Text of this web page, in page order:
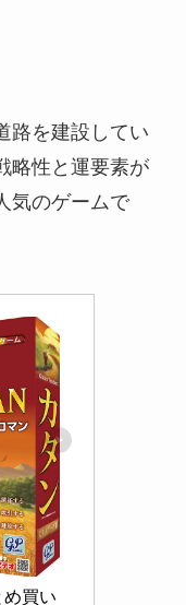
路を建設してい
略性と運要素が
気のゲームで
買い